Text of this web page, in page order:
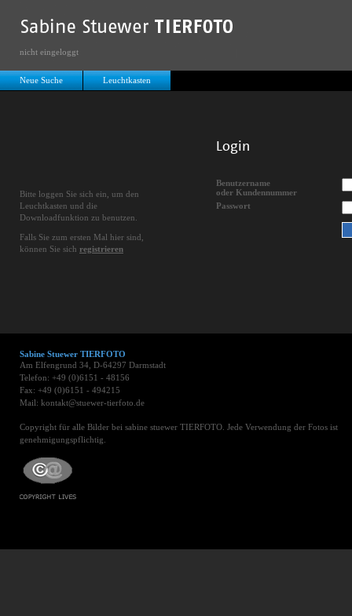
Neue Suche Leuchtkasten
Login
Benutzername
oder Kundennummer
Passwort
Bitte loggen Sie sich ein, um den
Leuchtkasten und die
Downloadfunktion zu benutzen.
Falls Sie zum ersten Mal hier sind,
können Sie sich registrieren
Sabine Stuewer TIERFOTO
Am Elfengrund 34, D-64297 Darmstadt
Telefon: +49 (0)6151 - 48156
Fax: +49 (0)6151 - 494215
Mail: kontakt@stuewer-tierfoto.de
Copyright für alle Bilder bei sabine stuewer TIERFOTO. Jede Verwendung der Fotos ist
genehmigungspflichtig.
nicht eingeloggt